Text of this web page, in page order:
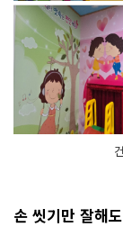
손 씻기만 잘해